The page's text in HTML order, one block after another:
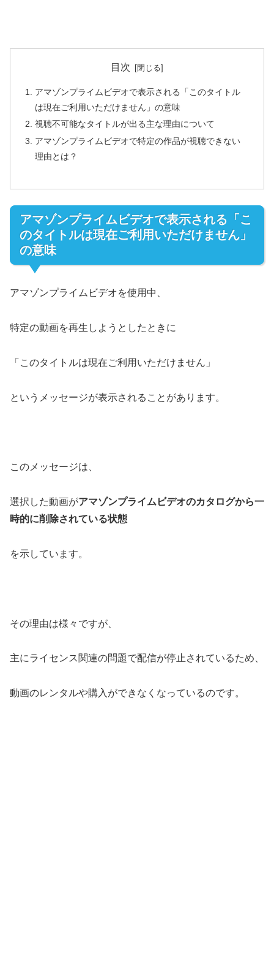
目次
アマゾンプライムビデオで表示される「このタイトル
は現在ご利用いただけません」の意味
視聴不可能なタイトルが出る主な理由について
アマゾンプライムビデオで特定の作品が視聴できない
理由とは？
アマゾンプライムビデオで表示される「こ
のタイトルは現在ご利用いただけません」
の意味
アマゾンプライムビデオを使用中、
特定の動画を再生しようとしたときに
「このタイトルは現在ご利用いただけません」
というメッセージが表示されることがあります。
このメッセージは、
選択した動画がアマゾンプライムビデオのカタログから一
時的に削除されている状態
を示しています。
その理由は様々ですが、
主にライセンス関連の問題で配信が停止されているため、
動画のレンタルや購入ができなくなっているのです。